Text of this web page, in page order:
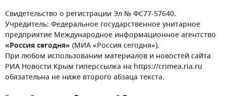
Свидетельство о регистрации Эл № ФС77-57640.
Учредитель: Федеральное государственное унитарное
предприятие Международное информационное агентство
«Россия сегодня» (МИА «Россия сегодня»).
При любом использовании материалов и новостей сайта
РИА Новости Крым гиперссылка на https://crimea.ria.ru
обязательна не ниже второго абзаца текста.